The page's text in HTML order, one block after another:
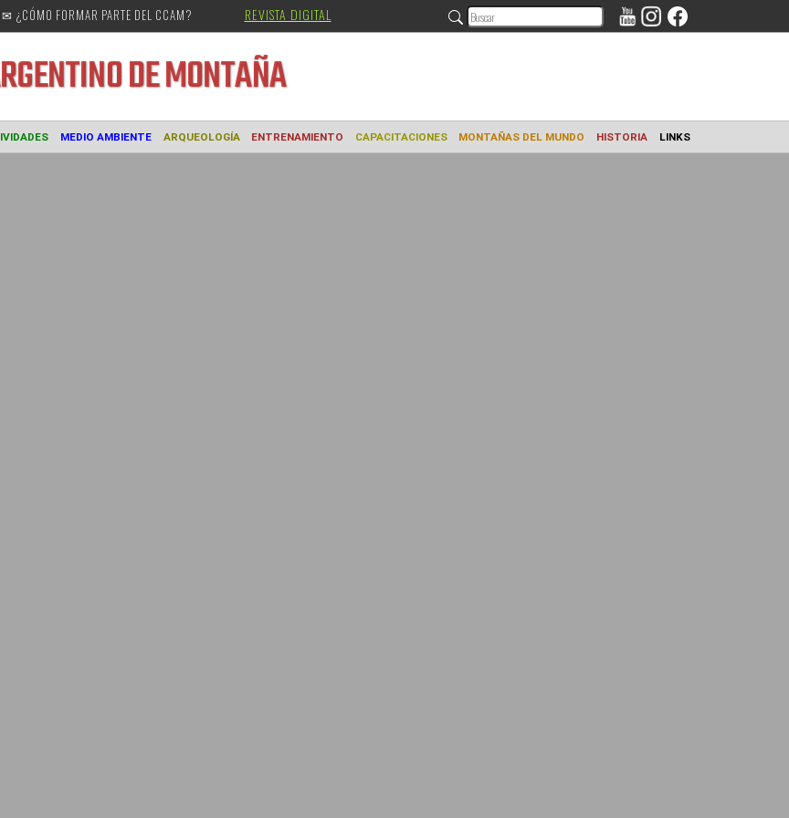
✉ ¿CÓMO FORMAR PARTE DEL CCAM? REVISTA DIGITAL
ARGENTINO DE MONTAÑA
ACTIVIDADES MEDIO AMBIENTE ARQUEOLOGÍA ENTRENAMIENTO CAPACITACIONES MONTAÑAS DEL MUNDO HISTORIA